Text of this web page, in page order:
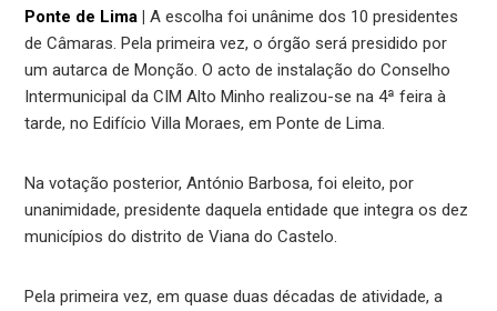
Ponte de Lima | A escolha foi unânime dos 10 presidentes
de Câmaras. Pela primeira vez, o órgão será presidido por
um autarca de Monção. O acto de instalação do Conselho
Intermunicipal da CIM Alto Minho realizou-se na 4ª feira à
tarde, no Edifício Villa Moraes, em Ponte de Lima.
Na votação posterior, António Barbosa, foi eleito, por
unanimidade, presidente daquela entidade que integra os dez
municípios do distrito de Viana do Castelo.
Pela primeira vez, em quase duas décadas de atividade, a